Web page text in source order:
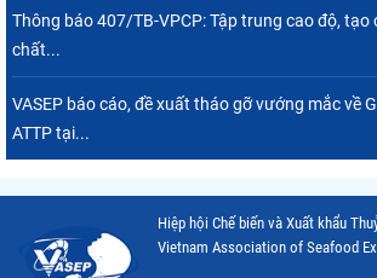
Thị trường thủy sản khác
Thị trường thủy sản thế giới
Thông báo 407/TB-VPCP: Tập trung cao độ, tạo
chất...
VASEP báo cáo, đề xuất tháo gỡ vướng mắc về
ATTP tại...
Hiệp hội Chế biến và Xuất khẩu
Vietnam Association of Seafood